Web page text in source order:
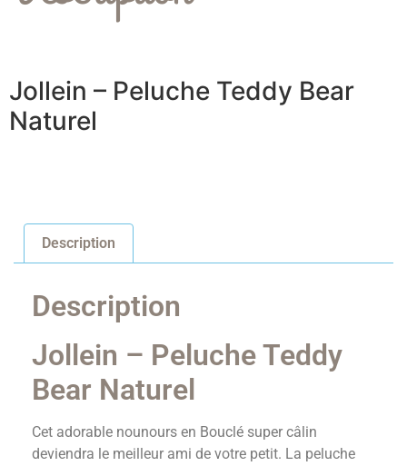
Jollein – Peluche Teddy Bear
Naturel
Description
Description
Jollein – Peluche Teddy
Bear Naturel
Cet adorable nounours en Bouclé super câlin
deviendra le meilleur ami de votre petit. La peluche